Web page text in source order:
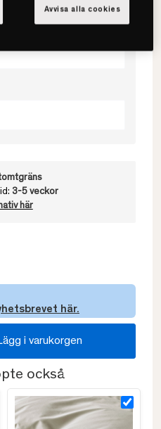
3-5 veckor
här
här.
i varukorgen
också
Avvisa alla cookies